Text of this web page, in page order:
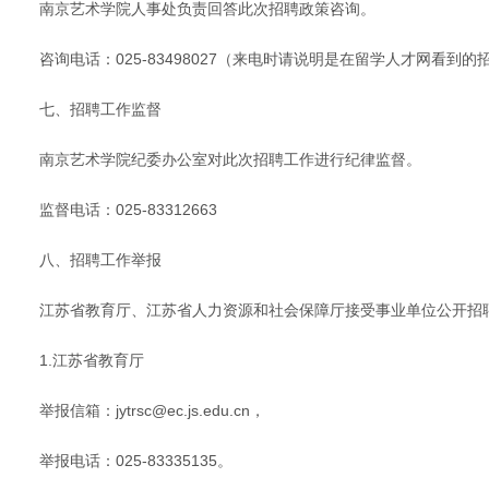
南京艺术学院人事处负责回答此次招聘政策咨询。
咨询电话：025-83498027（来电时请说明是在留学人才网看到的招
七、招聘工作监督
南京艺术学院纪委办公室对此次招聘工作进行纪律监督。
监督电话：025-83312663
八、招聘工作举报
江苏省教育厅、江苏省人力资源和社会保障厅接受事业单位公开招
1.江苏省教育厅
举报信箱：jytrsc@ec.js.edu.cn，
举报电话：025-83335135。